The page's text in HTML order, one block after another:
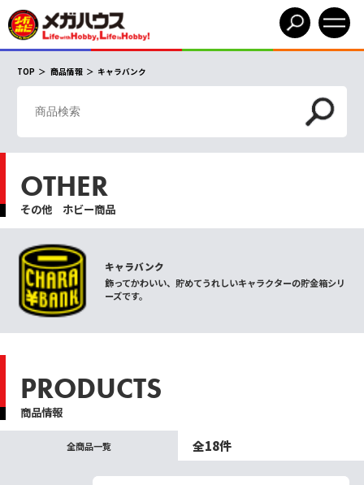
TOP 商品情報 キャラバンク
OTHER
その他 ホビー商品
キャラバンク
飾ってかわいい、貯めてうれしいキャラクターの貯金箱シリ
ーズです。
PRODUCTS
商品情報
全商品一覧 全18件